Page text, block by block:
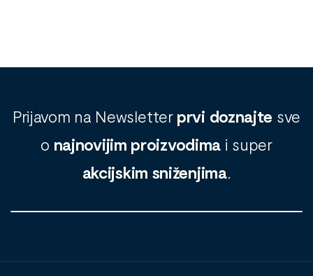
Prijavom na Newsletter prvi doznajte sve
o najnovijim proizvodima i super
akcijskim sniženjima.